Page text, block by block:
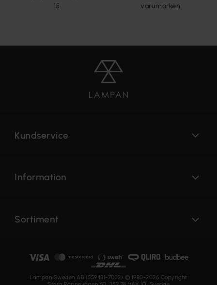
15
varumärken
Kundservice
Information
Sortiment
Lampan Sweden AB (559481-7032) © 1980-2026 Copyright